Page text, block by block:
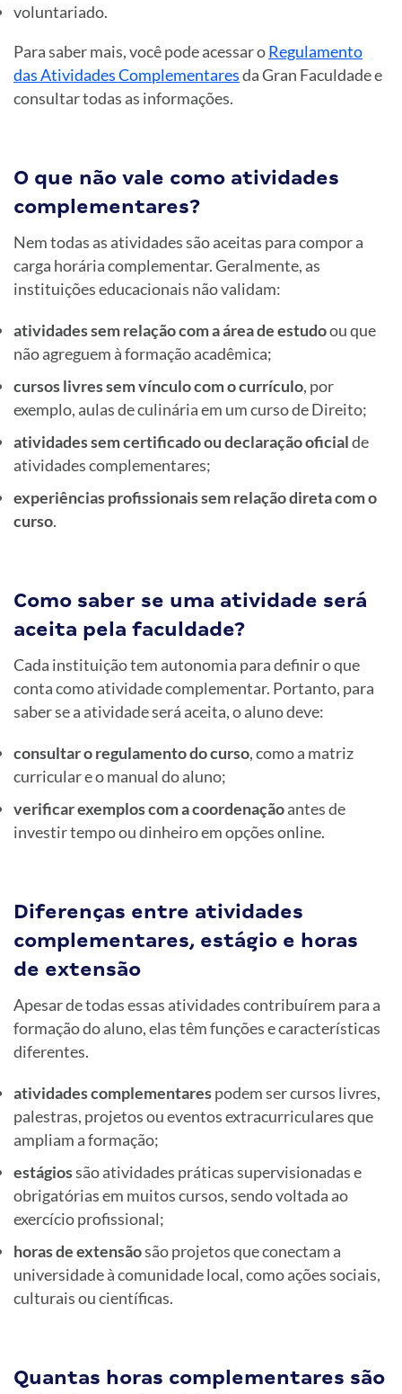
voluntariado.
Para saber mais, você pode acessar oRegulamento
das Atividades Complementaresda Gran Faculdade e
consultar todas as informações.
O que não vale como atividades
complementares?
Nem todas as atividades são aceitas para compor a
carga horária complementar. Geralmente, as
instituições educacionais não validam:
atividades sem relação com a área de estudoou que
não agreguem à formação acadêmica;
cursos livres sem vínculo com o currículo, por
exemplo, aulas de culinária em um curso de Direito;
atividades sem certificado ou declaração oficialde
atividades complementares;
experiências profissionais sem relação direta com o
curso.
Como saber se uma atividade será
aceita pela faculdade?
Cada instituição tem autonomia para definir o que
conta como atividade complementar. Portanto, para
saber se a atividade será aceita, o aluno deve:
consultar o regulamento do curso, como a matriz
curricular e o manual do aluno;
verificar exemplos com a coordenaçãoantes de
investir tempo ou dinheiro em opções online.
Diferenças entre atividades
complementares, estágio e horas
de extensão
Apesar de todas essas atividades contribuírem para a
formação do aluno, elas têm funções e características
diferentes.
atividades complementarespodem ser cursos livres,
palestras, projetos ou eventos extracurriculares que
ampliam a formação;
estágiossão atividades práticas supervisionadas e
obrigatórias em muitos cursos, sendo voltada ao
exercício profissional;
horas de extensãosão projetos que conectam a
universidade à comunidade local, como ações sociais,
culturais ou científicas.
Quantas horas complementares são